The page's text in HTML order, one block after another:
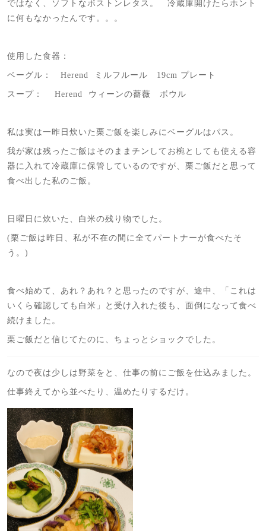
ではなく、ソフトなボストンレタス。 冷蔵庫開けたらホント
に何もなかったんです。。。
使用した食器：
ベーグル： Herend ミルフルール 19cm プレート
スープ： Herend ウィーンの薔薇 ボウル
私は実は一昨日炊いた栗ご飯を楽しみにベーグルはパス。
我が家は残ったご飯はそのままチンしてお椀としても使える容
器に入れて冷蔵庫に保管しているのですが、栗ご飯だと思って
食べ出した私のご飯。
日曜日に炊いた、白米の残り物でした。
(栗ご飯は昨日、私が不在の間に全てパートナーが食べたそ
う。)
食べ始めて、あれ？あれ？と思ったのですが、途中、「これは
いくら確認しても白米」と受け入れた後も、面倒になって食べ
続けました。
栗ご飯だと信じてたのに、ちょっとショックでした。
なので夜は少しは野菜をと、仕事の前にご飯を仕込みました。
仕事終えてから並べたり、温めたりするだけ。